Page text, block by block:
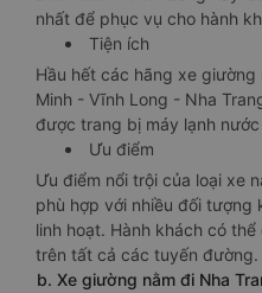
nhất để phục vụ cho hành
Tiện ích
Hầu hết các hãng xe
Minh - Vĩnh Long - Nha
được trang bị máy lạnh
Ưu điểm
Ưu điểm nổi trội của loại xe
phù hợp với nhiều đối tượng
linh hoạt. Hành khách có
trên tất cả các tuyến đường.
b. Xe giường nằm đi Nha